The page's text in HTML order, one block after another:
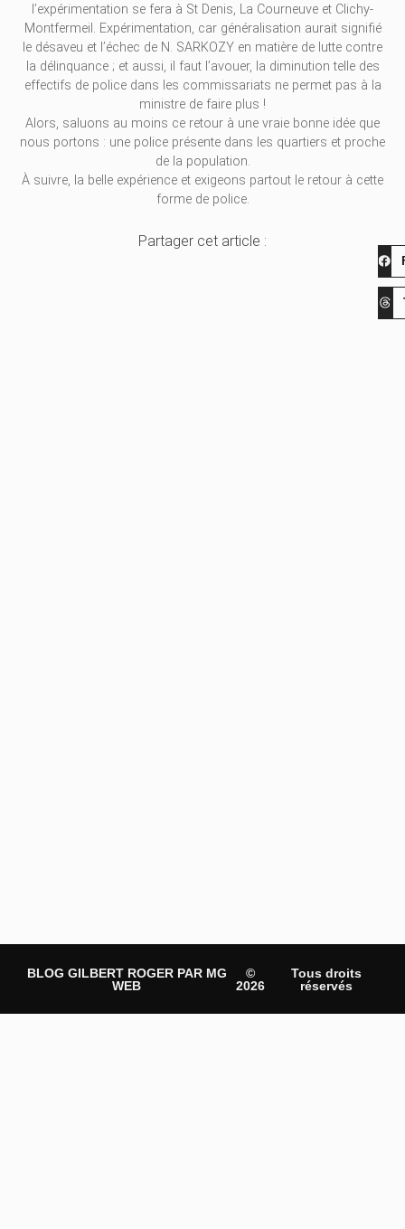
l’expérimentation se fera à St Denis, La Courneuve et Clichy-
Montfermeil. Expérimentation, car généralisation aurait signifié
le désaveu et l’échec de N. SARKOZY en matière de lutte contre
la délinquance ; et aussi, il faut l’avouer, la diminution telle des
effectifs de police dans les commissariats ne permet pas à la
ministre de faire plus !
Alors, saluons au moins ce retour à une vraie bonne idée que
nous portons : une police présente dans les quartiers et proche
de la population.
À suivre, la belle expérience et exigeons partout le retour à cette
forme de police.
Partager cet article :
BLOG GILBERT ROGER PAR MG
WEB
©
2026
Tous droits
réservés